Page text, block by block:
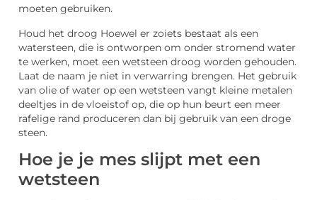
moeten gebruiken.
Houd het droog Hoewel er zoiets bestaat als een
watersteen, die is ontworpen om onder stromend water
te werken, moet een wetsteen droog worden gehouden.
Laat de naam je niet in verwarring brengen. Het gebruik
van olie of water op een wetsteen vangt kleine metalen
deeltjes in de vloeistof op, die op hun beurt een meer
rafelige rand produceren dan bij gebruik van een droge
steen.
Hoe je je mes slijpt met een
wetsteen